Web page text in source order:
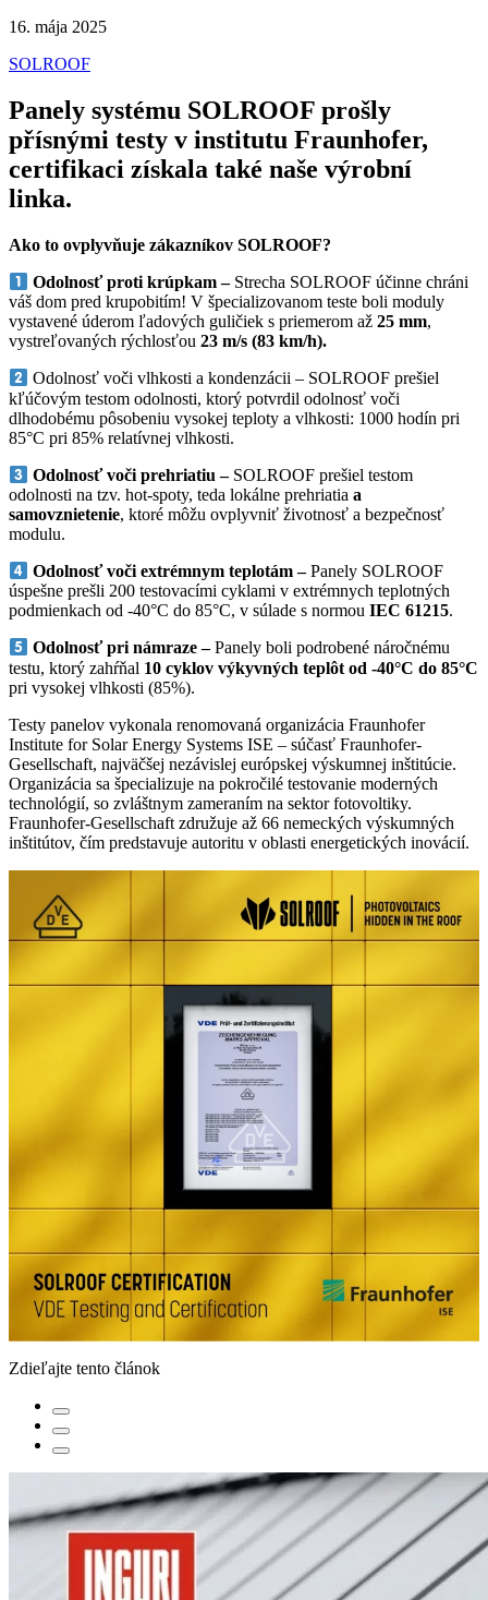
16. mája 2025
SOLROOF
Panely systému SOLROOF prošly
přísnými testy v institutu Fraunhofer,
certifikaci získala také naše výrobní
linka.
Ako to ovplyvňuje zákazníkov SOLROOF?
Odolnosť proti krúpkam – Strecha SOLROOF účinne chráni
váš dom pred krupobitím! V špecializovanom teste boli moduly
vystavené úderom ľadových guličiek s priemerom až 25 mm,
vystreľovaných rýchlosťou 23 m/s (83 km/h).
Odolnosť voči vlhkosti a kondenzácii – SOLROOF prešiel
kľúčovým testom odolnosti, ktorý potvrdil odolnosť voči
dlhodobému pôsobeniu vysokej teploty a vlhkosti: 1000 hodín pri
85°C pri 85% relatívnej vlhkosti.
Odolnosť voči prehriatiu – SOLROOF prešiel testom
odolnosti na tzv. hot-spoty, teda lokálne prehriatia a
samovznietenie, ktoré môžu ovplyvniť životnosť a bezpečnosť
modulu.
Odolnosť voči extrémnym teplotám –Panely SOLROOF
úspešne prešli 200 testovacími cyklami v extrémnych teplotných
podmienkach od -40°C do 85°C, v súlade s normou IEC 61215.
Odolnosť pri námraze –Panely boli podrobené náročnému
testu, ktorý zahŕňal 10 cyklov výkyvných teplôt od -40°C do 85°C
pri vysokej vlhkosti (85%).
Testy panelov vykonala renomovaná organizácia Fraunhofer
Institute for Solar Energy Systems ISE – súčasť Fraunhofer-
Gesellschaft, najväčšej nezávislej európskej výskumnej inštitúcie.
Organizácia sa špecializuje na pokročilé testovanie moderných
technológií, so zvláštnym zameraním na sektor fotovoltiky.
Fraunhofer-Gesellschaft združuje až 66 nemeckých výskumných
inštitútov, čím predstavuje autoritu v oblasti energetických inovácií.
Zdieľajte tento článok